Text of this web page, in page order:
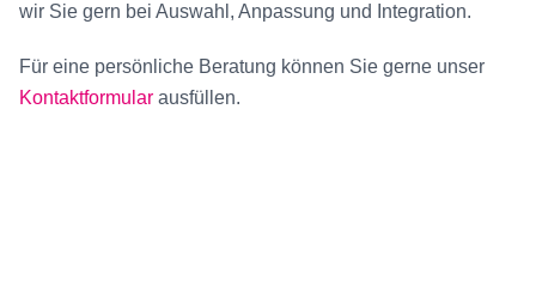
wir Sie gern bei Auswahl, Anpassung und Integration.
Für eine persönliche Beratung können Sie gerne unser
Kontaktformular ausfüllen.